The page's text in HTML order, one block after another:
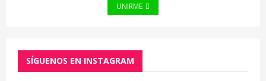
UNIRME
SÍGUENOS EN INSTAGRAM